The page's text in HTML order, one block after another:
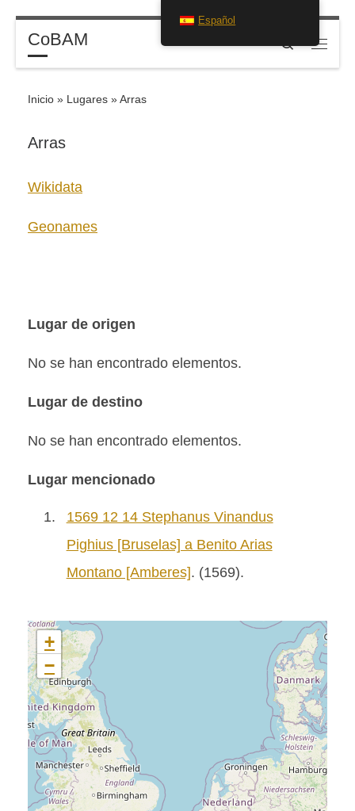
Saltar al contenido
CoBAM
Search
Inicio » Lugares »Arras
Arras
Wikidata
Geonames
Lugar de origen
No se han encontrado elementos.
Lugar de destino
No se han encontrado elementos.
Lugar mencionado
1.
1569 12 14 Stephanus Vinandus
Pighius [Bruselas] a Benito Arias
Montano [Amberes]. (1569).
+
−
Español